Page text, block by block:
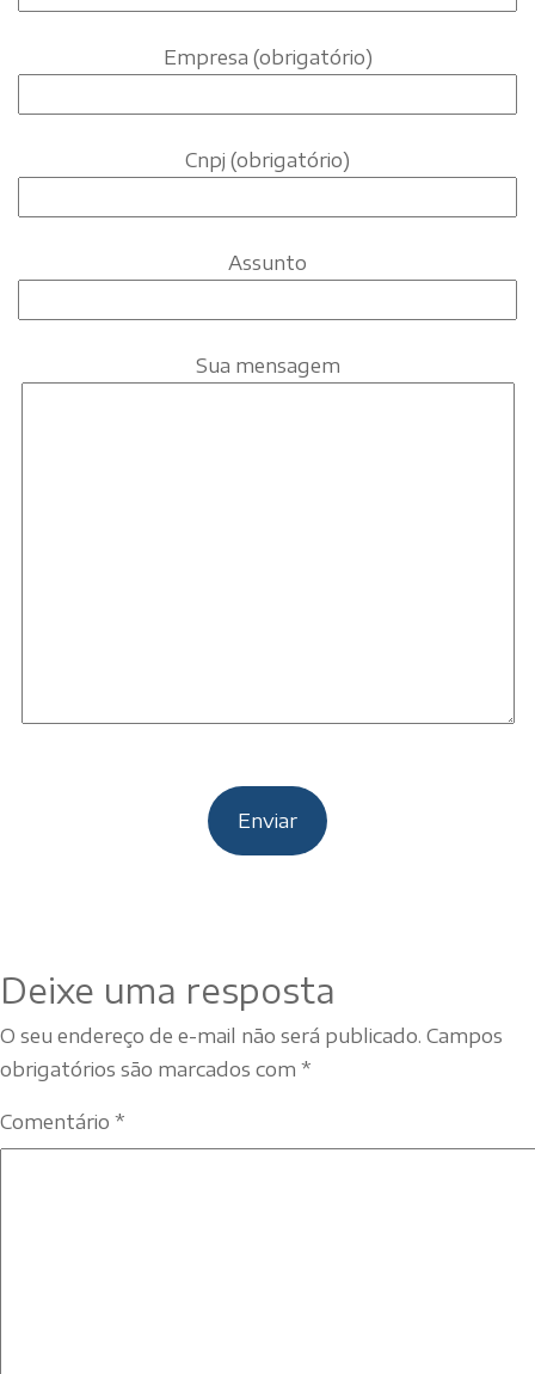
Empresa (obrigatório)
Cnpj (obrigatório)
Assunto
Sua mensagem
Deixe uma resposta
O seu endereço de e-mail não será publicado. Campos
obrigatórios são marcados com *
Comentário *